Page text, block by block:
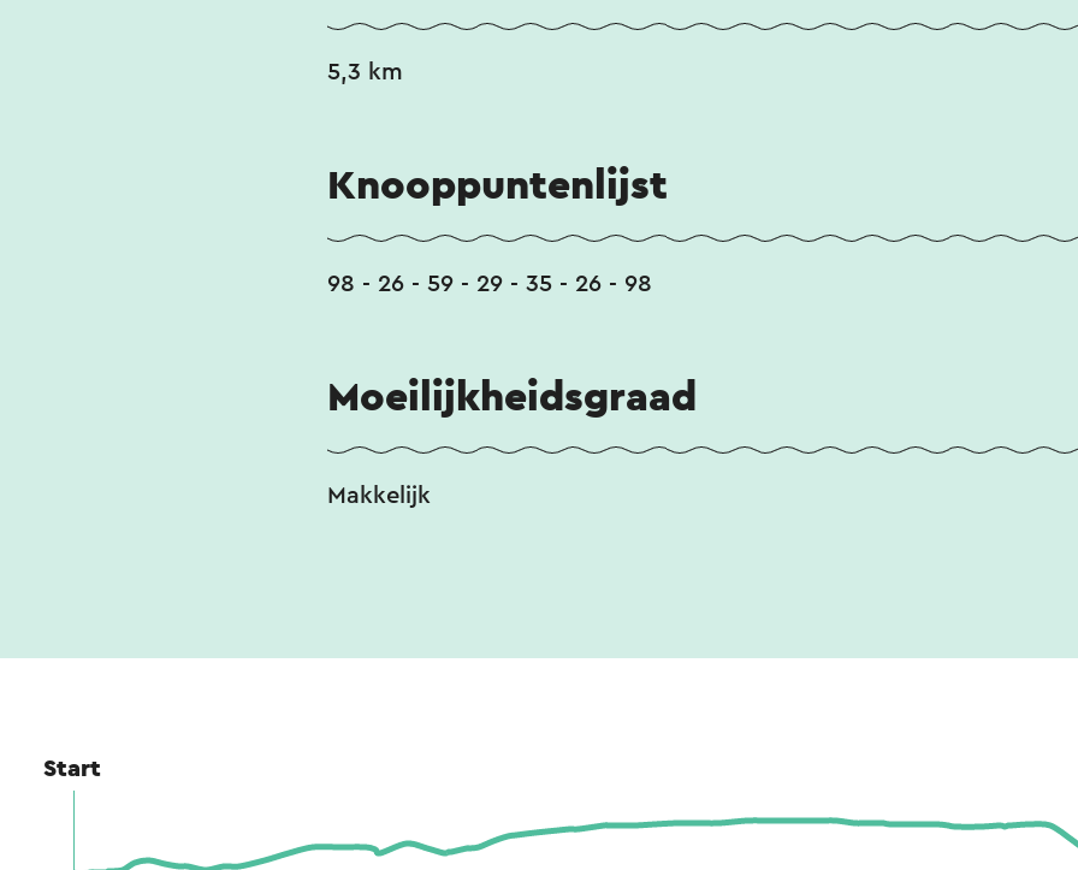
5,3 km
Knooppuntenlijst
98 - 26 - 59 - 29 - 35 - 26 - 98
Moeilijkheidsgraad
Makkelijk
Start